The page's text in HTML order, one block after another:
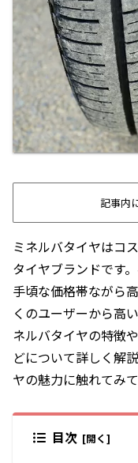
記事内
ミネルバタイヤはコ
タイヤブランドです
手頃な価格帯ながら
くのユーザーから高
ネルバタイヤの特徴
どについて詳しく解
ヤの魅力に触れてみ
目次